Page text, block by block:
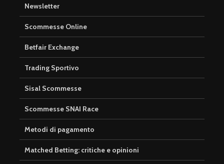
Newsletter
Scommesse Online
Betfair Exchange
Trading Sportivo
Sisal Scommesse
Scommesse SNAI Race
Metodi di pagamento
Matched Betting: critiche e opinioni